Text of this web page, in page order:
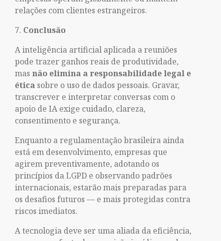
relações com clientes estrangeiros.
Conclusão
A inteligência artificial aplicada a reuniões
pode trazer ganhos reais de produtividade,
mas não elimina a responsabilidade legal e
ética sobre o uso de dados pessoais. Gravar,
transcrever e interpretar conversas com o
apoio de IA exige cuidado, clareza,
consentimento e segurança.
Enquanto a regulamentação brasileira ainda
está em desenvolvimento, empresas que
agirem preventivamente, adotando os
princípios da LGPD e observando padrões
internacionais, estarão mais preparadas para
os desafios futuros — e mais protegidas contra
riscos imediatos.
A tecnologia deve ser uma aliada da eficiência,